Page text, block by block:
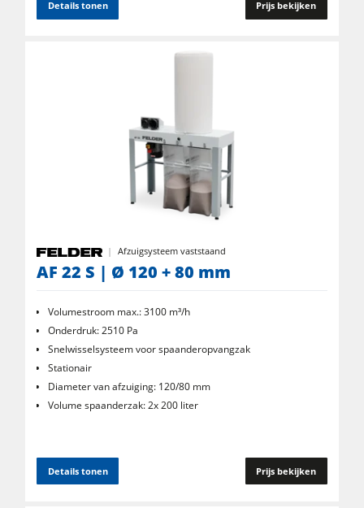
Details tonen Prijs bekijken
Afzuigsysteem vaststaand
AF 22 S | Ø 120 + 80 mm
Volumestroom max.: 3100 m³/h
Onderdruk: 2510 Pa
Snelwisselsysteem voor spaanderopvangzak
Stationair
Diameter van afzuiging: 120/80 mm
Volume spaanderzak: 2x 200 liter
Details tonen Prijs bekijken